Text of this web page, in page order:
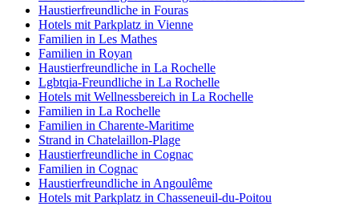
Haustierfreundliche in Fouras
Hotels mit Parkplatz in Vienne
Familien in Les Mathes
Familien in Royan
Haustierfreundliche in La Rochelle
Lgbtqia-Freundliche in La Rochelle
Hotels mit Wellnessbereich in La Rochelle
Familien in La Rochelle
Familien in Charente-Maritime
Strand in Chatelaillon-Plage
Haustierfreundliche in Cognac
Familien in Cognac
Haustierfreundliche in Angoulême
Hotels mit Parkplatz in Chasseneuil-du-Poitou